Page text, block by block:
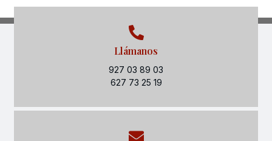
Llámanos
927 03 89 03
627 73 25 19